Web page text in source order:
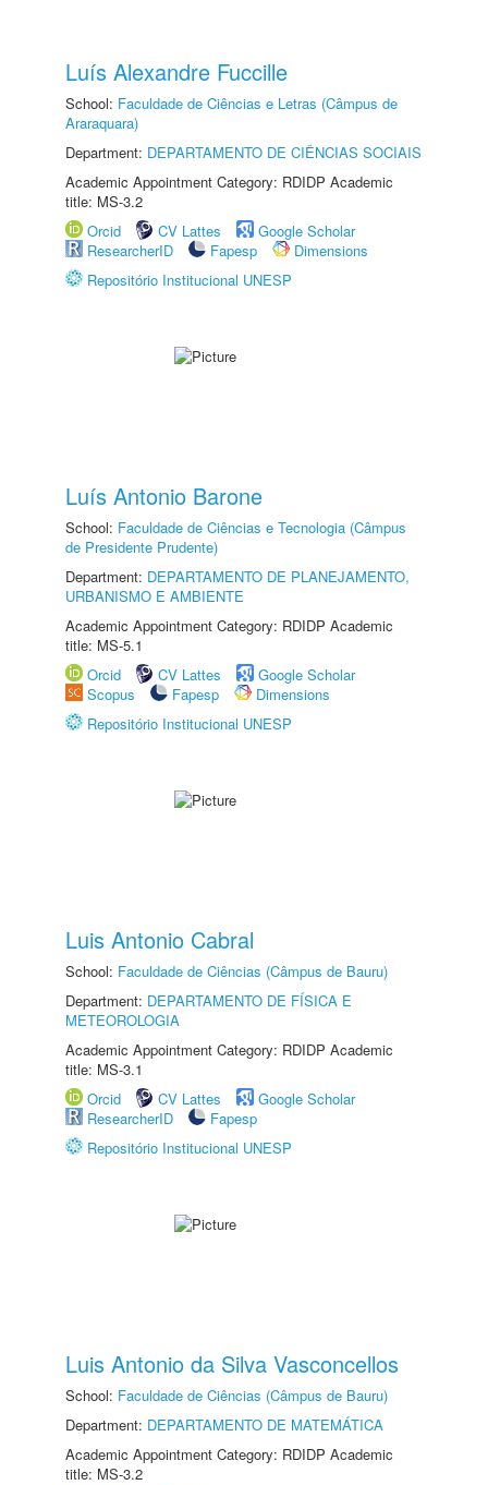
Luís Alexandre Fuccille
School: Faculdade de Ciências e Letras (Câmpus de
Araraquara)
Department: DEPARTAMENTO DE CIÊNCIAS SOCIAIS
Academic Appointment Category: RDIDP Academic
title: MS-3.2
Orcid
CV Lattes
Google Scholar
ResearcherID
Fapesp
Dimensions
Repositório Institucional UNESP
Luís Antonio Barone
School: Faculdade de Ciências e Tecnologia (Câmpus
de Presidente Prudente)
Department: DEPARTAMENTO DE PLANEJAMENTO,
URBANISMO E AMBIENTE
Academic Appointment Category: RDIDP Academic
title: MS-5.1
Orcid
CV Lattes
Google Scholar
Scopus
Fapesp
Dimensions
Repositório Institucional UNESP
Luis Antonio Cabral
School: Faculdade de Ciências (Câmpus de Bauru)
Department: DEPARTAMENTO DE FÍSICA E
METEOROLOGIA
Academic Appointment Category: RDIDP Academic
title: MS-3.1
Orcid
CV Lattes
Google Scholar
ResearcherID
Fapesp
Repositório Institucional UNESP
Luis Antonio da Silva Vasconcellos
School: Faculdade de Ciências (Câmpus de Bauru)
Department: DEPARTAMENTO DE MATEMÁTICA
Academic Appointment Category: RDIDP Academic
title: MS-3.2